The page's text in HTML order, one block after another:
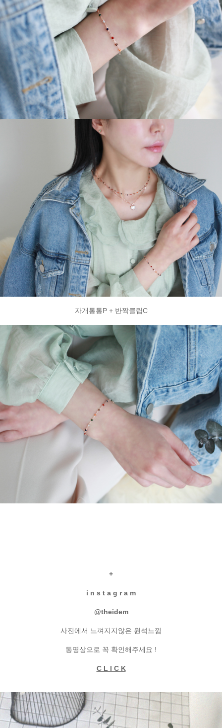
자개통통P + 반짝클립C
+
i n s t a g r a m
@theidem
사진에서 느껴지지않은 원석느낌
동영상으로 꼭 확인해주세요 !
C L I C K